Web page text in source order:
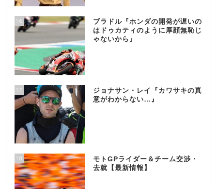
16
ブラドル『ホンダの開発が遅いの
はドゥカティのように厚顔無恥じ
ゃないから』
17
ジョナサン・レイ『カワサキの真
意がわからない…』
18
モトGPライダー＆チーム交渉・
去就【最新情報】